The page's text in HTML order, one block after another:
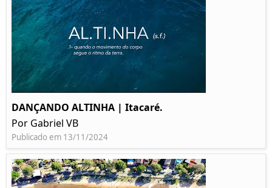
DANÇANDO ALTINHA | Itacaré.
Por Gabriel VB
Publicado em 13/11/2024